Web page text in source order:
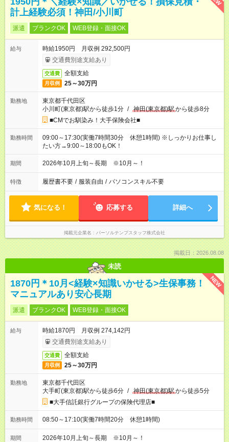
計上経験必須！神田/小川町
派遣 ブランクOK WEB登録・面接OK
給与
時給1950円 月収例 292,500円
交通費別途支給あり
交通費 全額支給
月収例 25～30万円
勤務地
東京都千代田区
小川町(東京都)駅から徒歩1分 / 神田(東京都)駅から徒歩8分
■CMでお馴染み！大手保険会社■
勤務時間
09:00～17:30(実働7時間30分 休憩1時間) ※しっかりお仕事し
たい方→9:00～18:00もOK！
期間 2026年10月上旬～長期 ※10月～！
特徴 履歴書不要 / 服装自由 / パソコンスキル不要
気になる！ 応募する 詳細へ
掲載元企業名 パーソルテンプスタッフ株式会社
掲載日：2026.08.08
未読
NEW
1870円＊10月<経験×知識いかせる>生保事務！
マニュアルあり安心長期
派遣 ブランクOK WEB登録・面接OK
給与
時給1870円 月収例 274,142円
交通費別途支給あり
交通費 全額支給
月収例 25～30万円
勤務地
東京都千代田区
大手町(東京都)駅から徒歩6分 / 神田(東京都)駅から徒歩5分
■大手信託銀行グループの保険代理店■
勤務時間 08:50～17:10(実働7時間20分 休憩1時間)
期間 2026年10月上旬～長期 ※10月～！